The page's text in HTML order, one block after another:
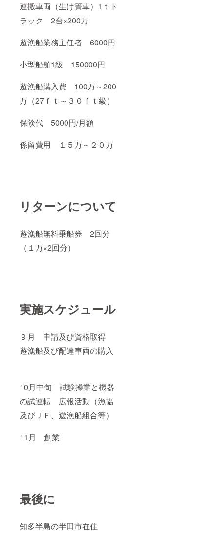
運搬車両（生け簀車）1ｔト
ラック 2台×200万
遊漁船業務主任者 6000円
小型船舶1級 150000円
遊漁船購入費 100万～200
万（27ｆｔ～３０ｆｔ級）
保険代 5000円/月額
係留費用 １５万～２０万
リターンについて
遊漁船無料乗船券 2回分
（１万×2回分）
実施スケジュール
９月 申請及び資格取得
遊漁船及び配達車両の購入
10月中旬 試験操業と機器
の試運転 広報活動（漁協
及びＪＦ、遊漁船組合等）
11月 創業
最後に
知多半島の半田市在住